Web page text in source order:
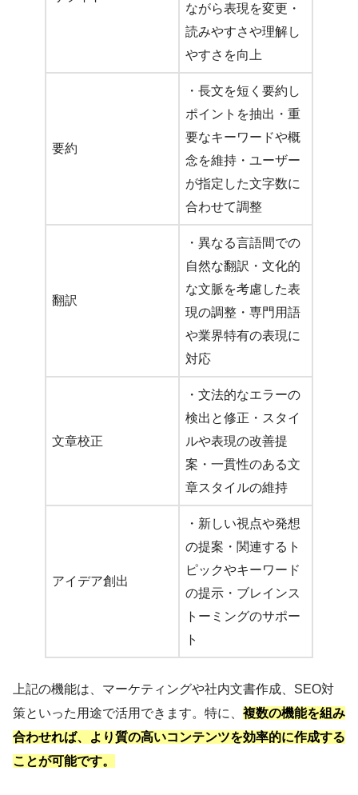
ながら表現を変更・
読みやすさや理解し
やすさを向上
要約
・長文を短く要約し
ポイントを抽出・重
要なキーワードや概
念を維持・ユーザー
が指定した文字数に
合わせて調整
翻訳
・異なる言語間での
自然な翻訳・文化的
な文脈を考慮した表
現の調整・専門用語
や業界特有の表現に
対応
文章校正
・文法的なエラーの
検出と修正・スタイ
ルや表現の改善提
案・一貫性のある文
章スタイルの維持
アイデア創出
・新しい視点や発想
の提案・関連するト
ピックやキーワード
の提示・ブレインス
トーミングのサポー
ト
上記の機能は、マーケティングや社内文書作成、SEO対
策といった用途で活用できます。特に、 複数の機能を組み
合わせれば、より質の高いコンテンツを効率的に作成する
ことが可能です。